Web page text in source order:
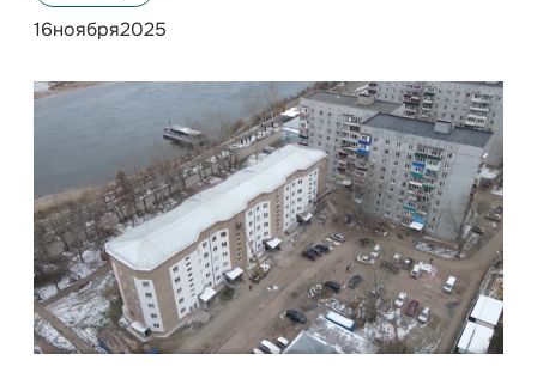
16ноября2025